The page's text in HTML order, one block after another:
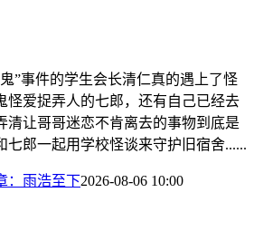
”事件的学生会长清仁真的遇上了怪
怪爱捉弄人的七郎，还有自己已经去
清让哥哥迷恋不肯离去的事物到底是
七郎一起用学校怪谈来守护旧宿舍......
：雨浩至下2026-08-06 10:00